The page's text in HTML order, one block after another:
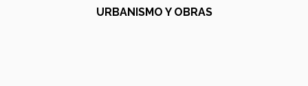
URBANISMO Y OBRAS